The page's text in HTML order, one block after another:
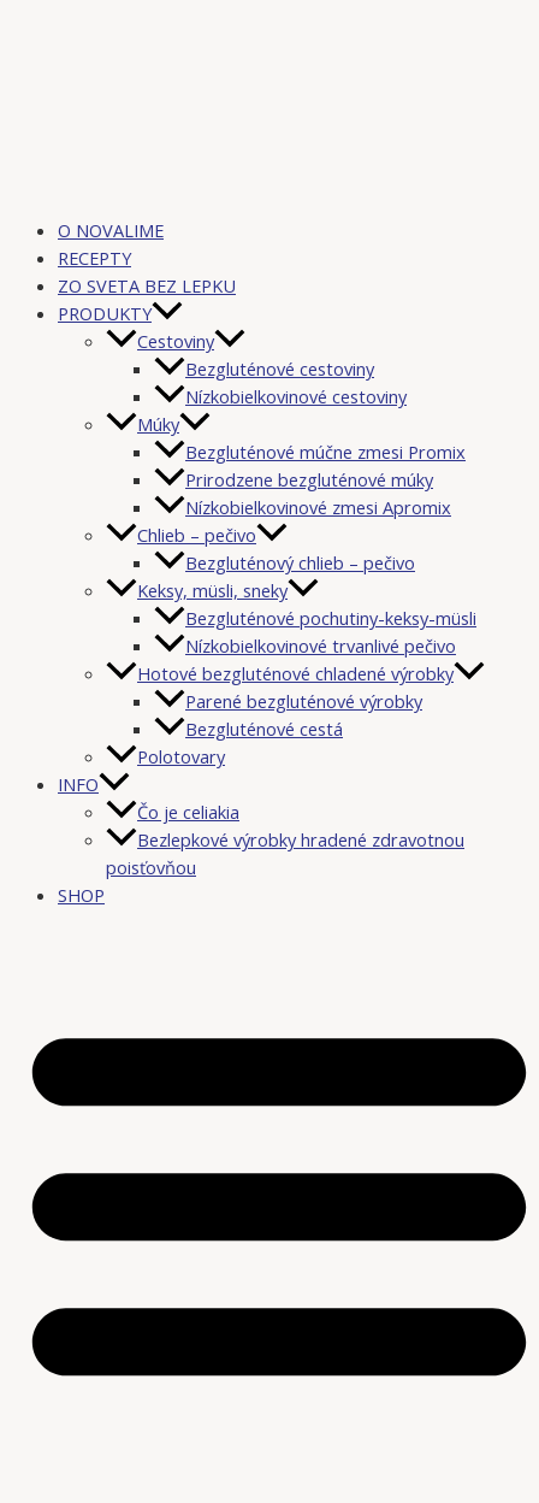
O NOVALIME
RECEPTY
ZO SVETA BEZ LEPKU
PRODUKTY
Cestoviny
Bezgluténové cestoviny
Nízkobielkovinové cestoviny
Múky
Bezgluténové múčne zmesi Promix
Prirodzene bezgluténové múky
Nízkobielkovinové zmesi Apromix
Chlieb – pečivo
Bezgluténový chlieb – pečivo
Keksy, müsli, sneky
Bezgluténové pochutiny-keksy-müsli
Nízkobielkovinové trvanlivé pečivo
Hotové bezgluténové chladené výrobky
Parené bezgluténové výrobky
Bezgluténové cestá
Polotovary
INFO
Čo je celiakia
Bezlepkové výrobky hradené zdravotnou
poisťovňou
SHOP